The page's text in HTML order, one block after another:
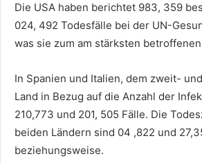
Die USA haben berichtet 983, 359
024, 492 Todesfälle bei der UN-
was sie zum am stärksten
In Spanien und Italien, dem zweit-
Land in Bezug auf die Anzahl der
210,773 und 201, 505 Fälle. Die
beiden Ländern sind 04 ,822 und
beziehungsweise.